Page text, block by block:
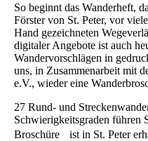
So beginnt das Wanderheft,
Förster von St. Peter, vor
Hand gezeichneten
digitaler Angebote ist auch
Wandervorschlägen in
uns, in Zusammenarbeit mit
e.V., wieder eine
27 Rund- und
Schwierigkeitsgraden führen
Broschüre ist in St. Peter